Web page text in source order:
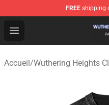
FREE shipping
Open menu
Wuthering Heights
Accueil/Wuthering Heights